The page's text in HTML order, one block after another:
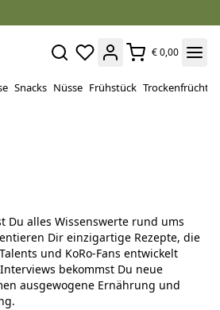
€ 0,00
Snacks Nüsse Frühstück Trockenfrüchte
Du alles Wissenswerte rund ums
Dir einzigartige Rezepte, die
und KoRo-Fans entwickelt
bekommst Du neue
ausgewogene Ernährung und